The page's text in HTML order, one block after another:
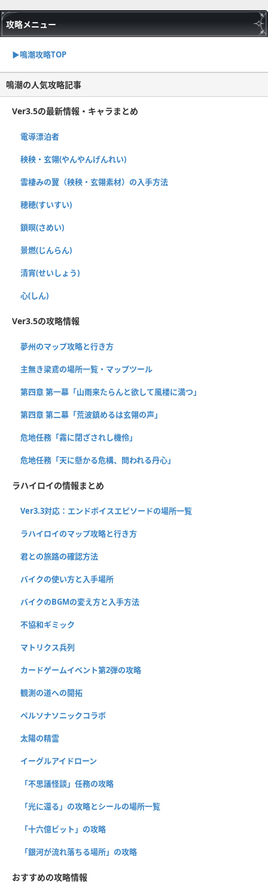
攻略メニュー
▶︎鳴潮攻略TOP
鳴潮の人気攻略記事
Ver3.5の最新情報・キャラまとめ
電導漂泊者
秧秧・玄翎(やんやんげんれい)
雲棲みの翼（秧秧・玄翎素材）の入手方法
穂穂(すいすい)
鎖暝(さめい)
景燃(じんらん)
清宵(せいしょう)
心(しん)
Ver3.5の攻略情報
夢州のマップ攻略と行き方
主無き梁鳶の場所一覧・マップツール
第四章 第一幕「山雨来たらんと欲して風楼に満つ」
第四章 第二幕「荒波鎮めるは玄翎の声」
危地任務「霧に閉ざされし機伶」
危地任務「天に懸かる危構、問われる丹心」
ラハイロイの情報まとめ
Ver3.3対応：エンドボイスエピソードの場所一覧
ラハイロイのマップ攻略と行き方
君との旅路の確認方法
バイクの使い方と入手場所
バイクのBGMの変え方と入手方法
不協和ギミック
マトリクス兵列
カードゲームイベント第2弾の攻略
観測の道への開拓
ペルソナソニックコラボ
太陽の精霊
イーグルアイドローン
「不思議怪談」任務の攻略
「光に還る」の攻略とシールの場所一覧
「十六億ビット」の攻略
「銀河が流れ落ちる場所」の攻略
おすすめの攻略情報